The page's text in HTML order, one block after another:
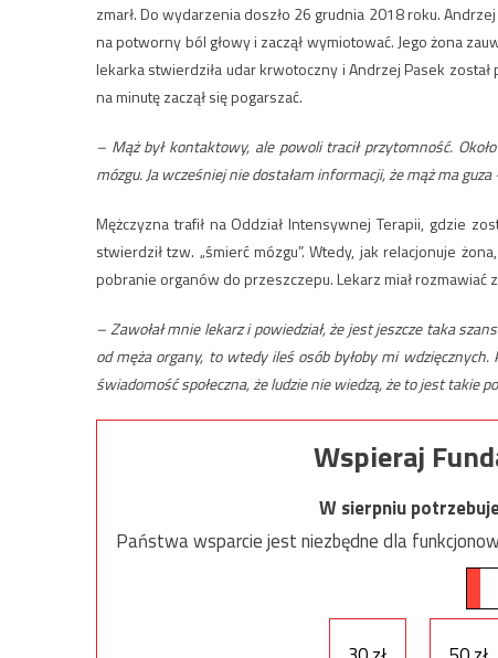
zmarł. Do wydarzenia doszło 26 grudnia 2018 roku.
na potworny ból głowy i zaczął wymiotować. Jego żona
lekarka stwierdziła udar krwotoczny i Andrzej Pasek
na minutę zaczął się pogarszać.
– Mąż był kontaktowy, ale powoli tracił przytomność.
mózgu. Ja wcześniej nie dostałam informacji, że mąż ma guza
Mężczyzna trafił na Oddział Intensywnej Terapii, gdzie
stwierdził tzw. „śmierć mózgu”. Wtedy, jak relacjonuje
pobranie organów do przeszczepu. Lekarz miał rozmawiać
– Zawołał mnie lekarz i powiedział, że jest jeszcze taka
od męża organy, to wtedy ileś osób byłoby mi
świadomość społeczna, że ludzie nie wiedzą, że to jest takie
Wspieraj
W sierpniu
Państwa wsparcie jest niezbędne dla